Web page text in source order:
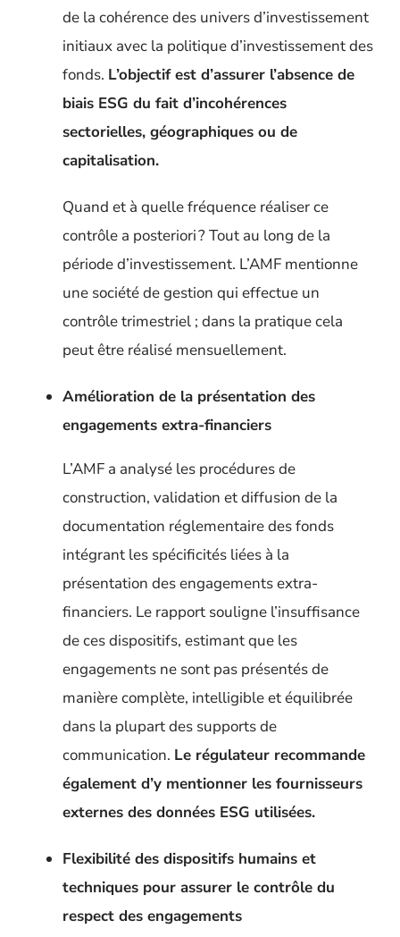
de la cohérence des univers d’investissement
initiaux avec la politique d’investissement des
fonds. L’objectif est d’assurer l’absence de
biais ESG du fait d’incohérences
sectorielles, géographiques ou de
capitalisation.
Quand et à quelle fréquence réaliser ce
contrôle a posteriori ? Tout au long de la
période d’investissement. L’AMF mentionne
une société de gestion qui effectue un
contrôle trimestriel ; dans la pratique cela
peut être réalisé mensuellement.
Amélioration de la présentation des
engagements extra-financiers
L’AMF a analysé les procédures de
construction, validation et diffusion de la
documentation réglementaire des fonds
intégrant les spécificités liées à la
présentation des engagements extra-
financiers. Le rapport souligne l’insuffisance
de ces dispositifs, estimant que les
engagements ne sont pas présentés de
manière complète, intelligible et équilibrée
dans la plupart des supports de
communication. Le régulateur recommande
également d’y mentionner les fournisseurs
externes des données ESG utilisées.
Flexibilité des dispositifs humains et
techniques pour assurer le contrôle du
respect des engagements